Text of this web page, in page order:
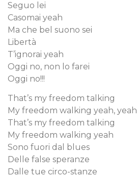
Seguo lei
Casomai yeah
Ma che bel suono sei
Libertà
T’ignorai yeah
Oggi no, non lo farei
Oggi no!!!
That’s my freedom talking
My freedom walking yeah, yeah
That’s my freedom talking
My freedom walking yeah
Sono fuori dal blues
Delle false speranze
Dalle tue circo-stanze